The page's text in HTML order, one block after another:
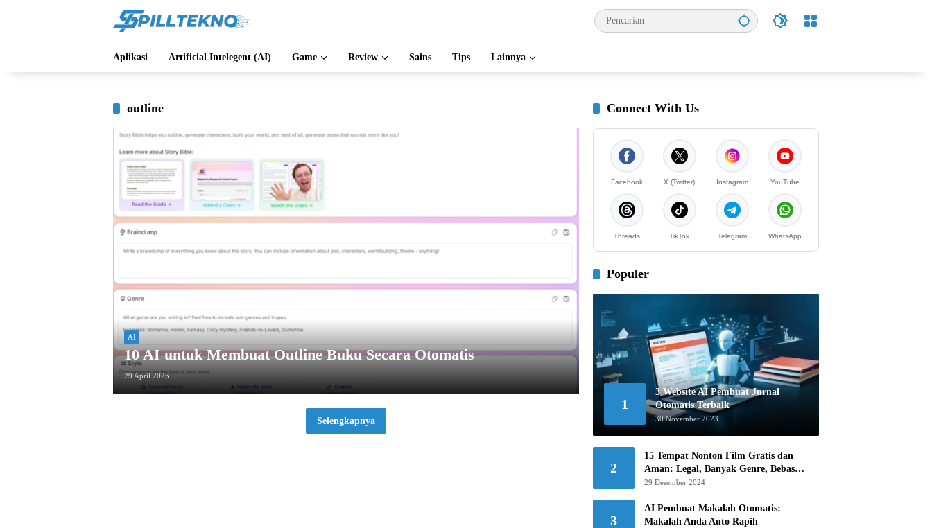
Aplikasi Artificial Intelegent (AI) Game Review Sains Tips Lainnya
outline
AI
10 AI untuk Membuat Outline Buku Secara Otomatis
29 April 2025
Selengkapnya
Connect With Us
Facebook X (Twitter) Instagram YouTube
Threads TikTok Telegram WhatsApp
Populer
1
3 Website AI Pembuat Jurnal
Otomatis Terbaik
30 November 2023
2
15 Tempat Nonton Film Gratis dan
Aman: Legal, Banyak Genre, Bebas
Khawatir!
29 Desember 2024
3
AI Pembuat Makalah Otomatis:
Makalah Anda Auto Rapih